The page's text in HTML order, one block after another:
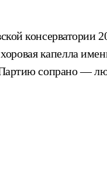
консерватории
хоровая капелла
сопрано —